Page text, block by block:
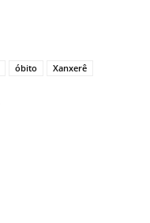
óbito Xanxerê